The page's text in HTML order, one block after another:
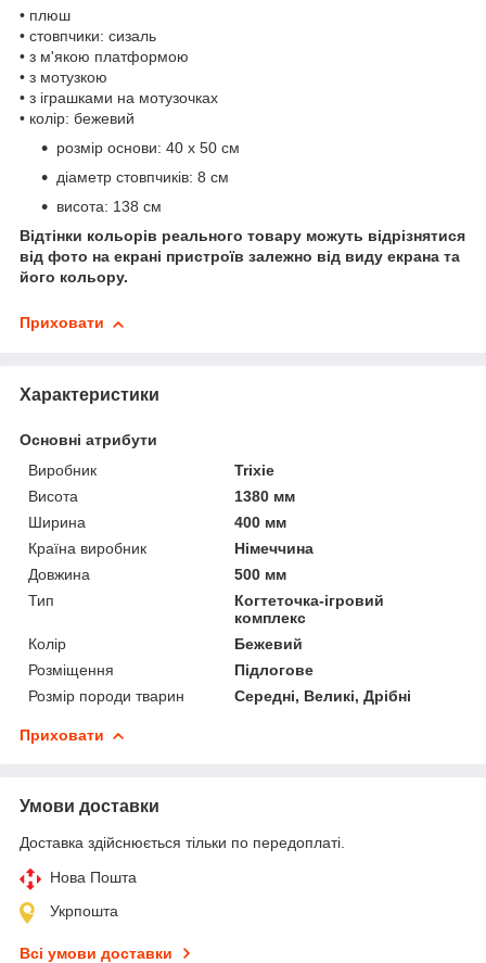
• плюш
• стовпчики: сизаль
• з м'якою платформою
• з мотузкою
• з іграшками на мотузочках
• колір: бежевий
розмір основи: 40 x 50 см
діаметр стовпчиків: 8 см
висота: 138 см
Відтінки кольорів реального товару можуть відрізнятися
від фото на екрані пристроїв залежно від виду екрана та
його кольору.
Приховати
Характеристики
Основні атрибути
Виробник
Trixie
Висота
1380 мм
Ширина
400 мм
Країна виробник
Німеччина
Довжина
500 мм
Тип
Когтеточка-ігровий
комплекс
Колір
Бежевий
Розміщення
Підлогове
Розмір породи тварин
Середні, Великі, Дрібні
Приховати
Умови доставки
Доставка здійснюється тільки по передоплаті.
Нова Пошта
Укрпошта
Всі умови доставки